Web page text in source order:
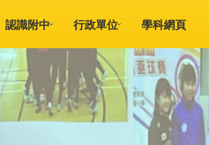
認識附中 行政單位 學科網頁